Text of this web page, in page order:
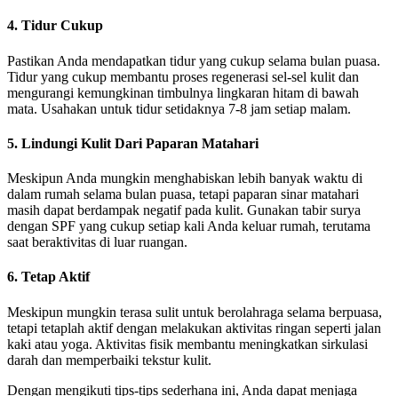
4. Tidur Cukup
Pastikan Anda mendapatkan tidur yang cukup selama bulan puasa.
Tidur yang cukup membantu proses regenerasi sel-sel kulit dan
mengurangi kemungkinan timbulnya lingkaran hitam di bawah
mata. Usahakan untuk tidur setidaknya 7-8 jam setiap malam.
5. Lindungi Kulit Dari Paparan Matahari
Meskipun Anda mungkin menghabiskan lebih banyak waktu di
dalam rumah selama bulan puasa, tetapi paparan sinar matahari
masih dapat berdampak negatif pada kulit. Gunakan tabir surya
dengan SPF yang cukup setiap kali Anda keluar rumah, terutama
saat beraktivitas di luar ruangan.
6. Tetap Aktif
Meskipun mungkin terasa sulit untuk berolahraga selama berpuasa,
tetapi tetaplah aktif dengan melakukan aktivitas ringan seperti jalan
kaki atau yoga. Aktivitas fisik membantu meningkatkan sirkulasi
darah dan memperbaiki tekstur kulit.
Dengan mengikuti tips-tips sederhana ini, Anda dapat menjaga